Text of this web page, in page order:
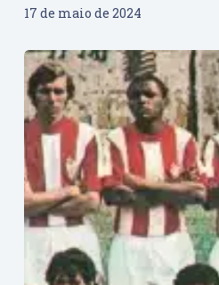
17 de maio de 2024